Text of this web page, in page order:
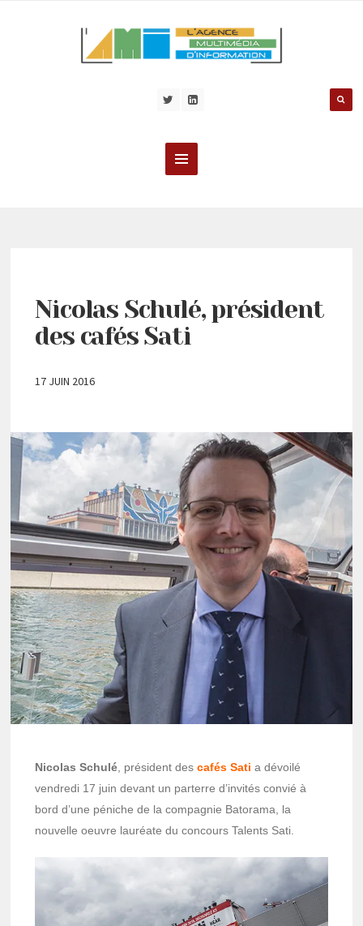
Nicolas Schulé, président
des cafés Sati
17 JUIN 2016
Nicolas Schulé , président descafés Sati a dévoilé
vendredi 17 juin devant un parterre d’invités convié à
bord d’une péniche de la compagnie Batorama, la
nouvelle oeuvre lauréate du concours Talents Sati.